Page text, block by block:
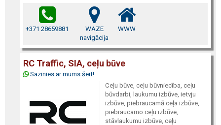
+371 28659881
WAZE
navigācija
WWW
RC Traffic, SIA, ceļu būve
Sazinies ar mums šeit!
Ceļu būve, ceļu būvniecība, ceļu
būvdarbi, laukumu izbūve, ietvju
izbūve, piebraucamā ceļa izbūve,
piebraucamo ceļu izbūve,
stāvlaukumu izbūve, ceļu